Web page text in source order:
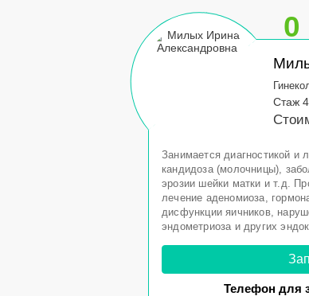
0
Стаж
Занимается диагностикой и
кандидоза (молочницы),
эрозии шейки матки и т.д.
лечение аденомиоза,
дисфункции яичников,
эндометриоза и других
Телефон для